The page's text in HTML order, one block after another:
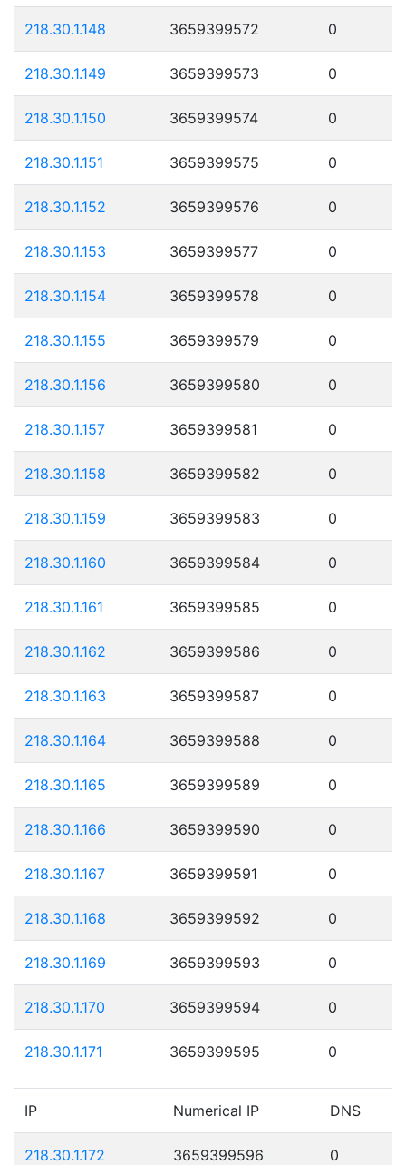
218.30.1.148 3659399572 0
218.30.1.149 3659399573 0
218.30.1.150 3659399574 0
218.30.1.151 3659399575 0
218.30.1.152 3659399576 0
218.30.1.153 3659399577 0
218.30.1.154 3659399578 0
218.30.1.155 3659399579 0
218.30.1.156 3659399580 0
218.30.1.157 3659399581 0
218.30.1.158 3659399582 0
218.30.1.159 3659399583 0
218.30.1.160 3659399584 0
218.30.1.161 3659399585 0
218.30.1.162 3659399586 0
218.30.1.163 3659399587 0
218.30.1.164 3659399588 0
218.30.1.165 3659399589 0
218.30.1.166 3659399590 0
218.30.1.167 3659399591 0
218.30.1.168 3659399592 0
218.30.1.169 3659399593 0
218.30.1.170 3659399594 0
218.30.1.171 3659399595 0
IP Numerical IP DNS
218.30.1.172 3659399596 0